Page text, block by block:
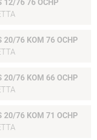
12/76 76 OCHP
20/76 KOM 76 OCHP
20/76 KOM 66 OCHP
20/76 KOM 71 OCHP